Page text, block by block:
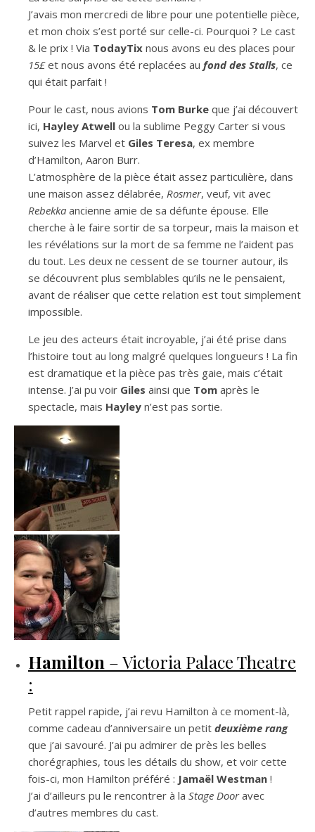
J’avais mon mercredi de libre pour une potentielle pièce,
et mon choix s’est porté sur celle-ci. Pourquoi ? Le cast
& le prix ! Via TodayTix nous avons eu des places pour
15£et nous avons été replacées au fonddes Stalls, ce
qui était parfait !
Pour le cast, nous avions Tom Burke que j’ai découvert
ici, Hayley Atwell ou la sublime Peggy Carter si vous
suivez les Marvel et Giles Teresa, ex membre
d’Hamilton, Aaron Burr.
L’atmosphère de la pièce était assez particulière, dans
une maison assez délabrée, Rosmer, veuf, vit avec
Rebekka ancienne amie de sa défunte épouse. Elle
cherche à le faire sortir de sa torpeur, mais la maison et
les révélations sur la mort de sa femme ne l’aident pas
du tout. Les deux ne cessent de se tourner autour, ils
se découvrent plus semblables qu’ils ne le pensaient,
avant de réaliser que cette relation est tout simplement
impossible.
Le jeu des acteurs était incroyable, j’ai été prise dans
l’histoire tout au long malgré quelques longueurs ! La fin
est dramatique et la pièce pas très gaie, mais c’était
intense. J’ai pu voir Giles ainsi que Tom après le
spectacle, mais Hayley n’est pas sortie.
Hamilton – Victoria Palace Theatre
:
Petit rappel rapide, j’ai revu Hamilton à ce moment-là,
comme cadeau d’anniversaire un petit deuxième rang
que j’ai savouré. J’ai pu admirer de près les belles
chorégraphies, tous les détails du show, et voir cette
fois-ci, mon Hamilton préféré : Jamaël Westman !
J’ai d’ailleurs pu le rencontrer à la Stage Dooravec
d’autres membres du cast.